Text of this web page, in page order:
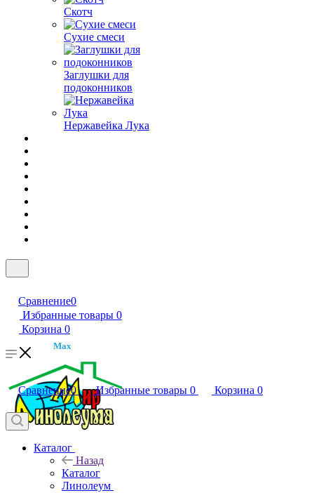
Скотч
Сухие смеси
Заглушки для
подоконников
Нержавейка Лука
Сравнение0
Избранные товары 0
Корзина 0
Max
Сравнение0 Избранные товары 0 Корзина 0
Каталог
Назад
Каталог
Линолеум